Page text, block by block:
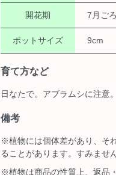
開花期 7月ごろ
ポットサイズ 9cm
育て方など
日なたで。アブラムシに注意
備考
※植物には個体差があり、そ
ることがあります。すみませ
※植物は商品の性質上、返品